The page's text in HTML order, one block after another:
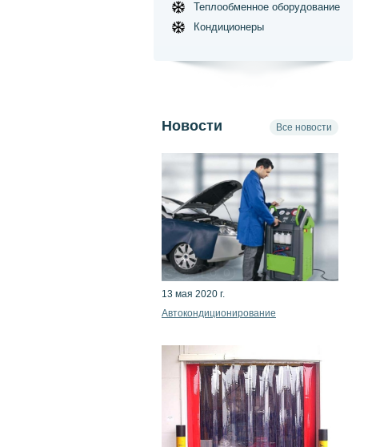
Теплообменное оборудование
Кондиционеры
Новости Все новости
13 мая 2020 г.
Автокондиционирование